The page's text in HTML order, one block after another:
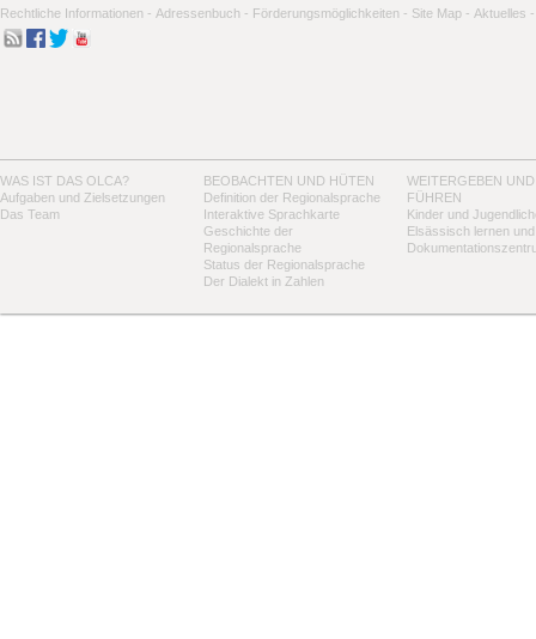
Rechtliche Informationen - Adressenbuch - Förderungsmöglichkeiten - Site Map - Aktuelles -
WAS IST DAS OLCA?
Aufgaben und Zielsetzungen
Das Team
BEOBACHTEN UND HÜTEN
Definition der Regionalsprache
Interaktive Sprachkarte
Geschichte der
Regionalsprache
Status der Regionalsprache
Der Dialekt in Zahlen
WEITERGEBEN UND
FÜHREN
Kinder und
Elsässisch lernen